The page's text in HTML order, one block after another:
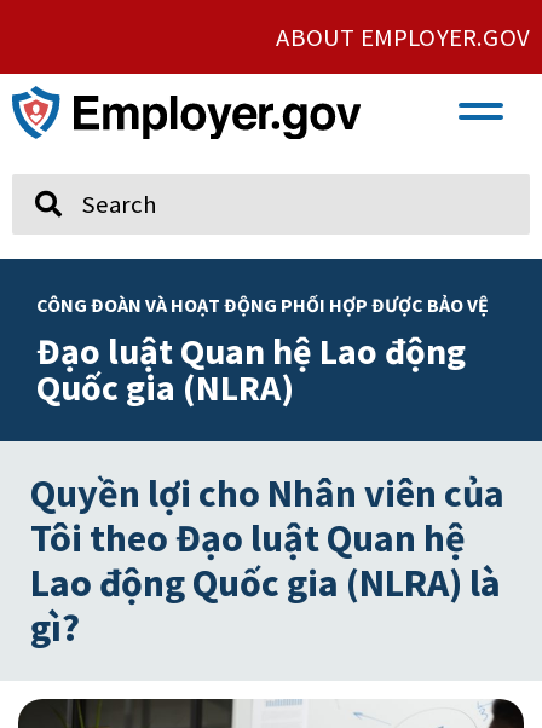
ABOUT EMPLOYER.GOV
CÔNG ĐOÀN VÀ HOẠT ĐỘNG PHỐI HỢP ĐƯỢC BẢO VỆ
Đạo luật Quan hệ Lao động
Quốc gia (NLRA)
Quyền lợi cho Nhân viên của
Tôi theo Đạo luật Quan hệ
Lao động Quốc gia (NLRA) là
gì?